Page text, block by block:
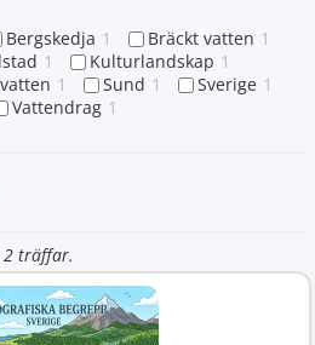
Bergskedja 1 Bräckt vatten 1
1 Kulturlandskap 1
1 Sund 1 Sverige 1
Vattendrag 1
träffar.